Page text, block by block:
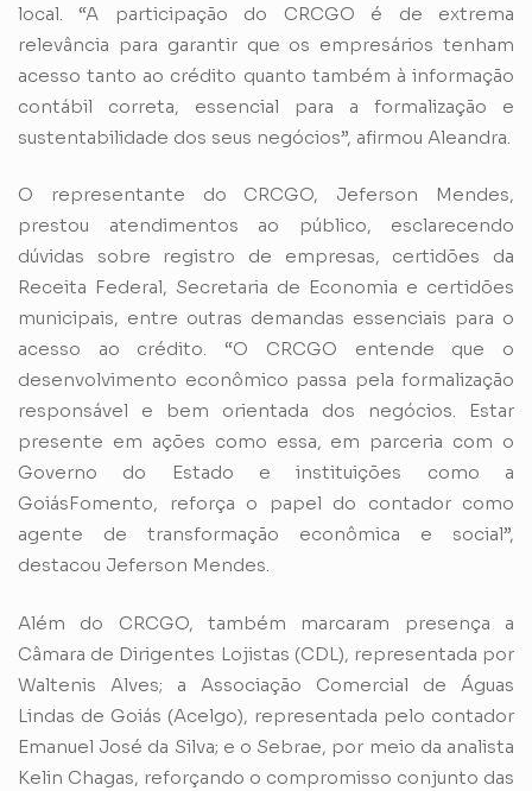
local. “A participação do CRCGO é de extrema
relevância para garantir que os empresários tenham
acesso tanto ao crédito quanto também à informação
contábil correta, essencial para a formalização e
sustentabilidade dos seus negócios”, afirmou Aleandra.
O representante do CRCGO, Jeferson Mendes,
prestou atendimentos ao público, esclarecendo
dúvidas sobre registro de empresas, certidões da
Receita Federal, Secretaria de Economia e certidões
municipais, entre outras demandas essenciais para o
acesso ao crédito. “O CRCGO entende que o
desenvolvimento econômico passa pela formalização
responsável e bem orientada dos negócios. Estar
presente em ações como essa, em parceria com o
Governo do Estado e instituições como a
GoiásFomento, reforça o papel do contador como
agente de transformação econômica e social”,
destacou Jeferson Mendes.
Além do CRCGO, também marcaram presença a
Câmara de Dirigentes Lojistas (CDL), representada por
Waltenis Alves; a Associação Comercial de Águas
Lindas de Goiás (Acelgo), representada pelo contador
Emanuel José da Silva; e o Sebrae, por meio da analista
Kelin Chagas, reforçando o compromisso conjunto das